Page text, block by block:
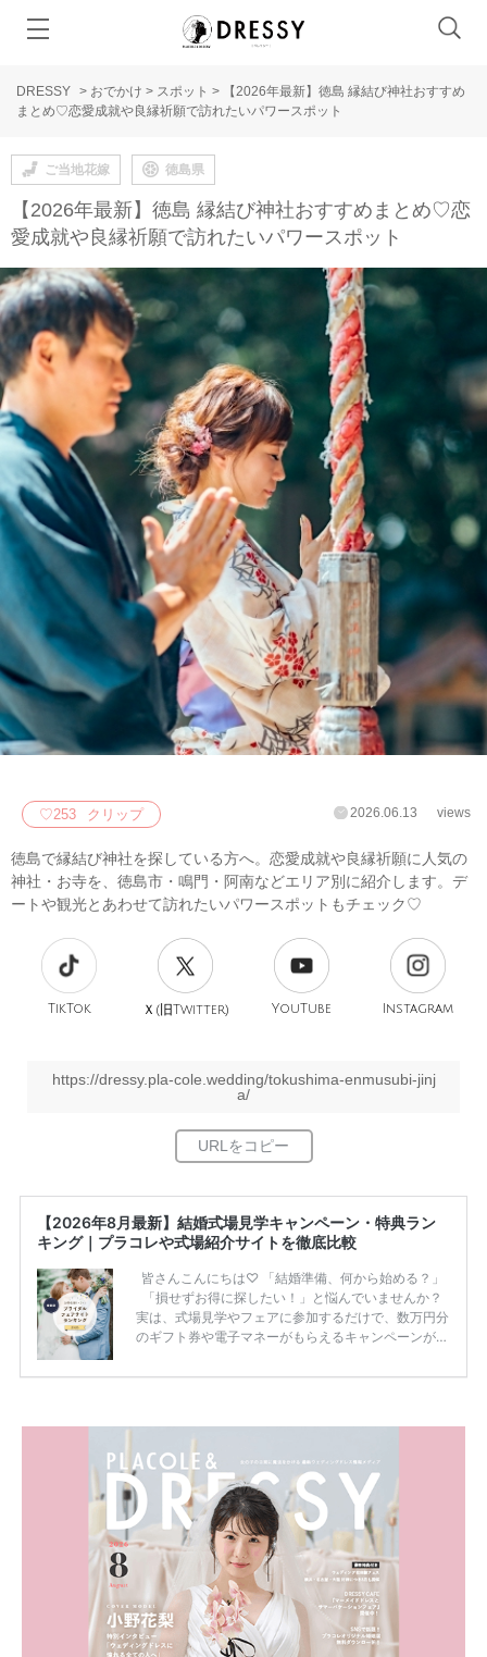
DRESSY > おでかけ > スポット >
【2026年最新】徳島 縁結び神社おすすめ
まとめ♡恋愛成就や良縁祈願で訪れたいパワースポット
ご当地花嫁 徳島県
【2026年最新】徳島 縁結び神社おすすめまとめ♡恋
愛成就や良縁祈願で訪れたいパワースポット
♡253 クリップ 2026.06.13 views
徳島で縁結び神社を探している方へ。恋愛成就や良縁祈願に人気の
神社・お寺を、徳島市・鳴門・阿南などエリア別に紹介します。デ
ートや観光とあわせて訪れたいパワースポットもチェック♡
TikTok Ｘ(旧Twitter) YouTube Instagram
https://dressy.pla-cole.wedding/tokushima-enmusubi-jinj
a/
【2026年8月最新】結婚式場見学キャンペーン・特典ラン
キング｜プラコレや式場紹介サイトを徹底比較
皆さんこんにちは♡ 「結婚準備、何から始める？」
「損せずお得に探したい！」と悩んでいませんか？
実は、式場見学やフェアに参加するだけで、数万円分
のギフト券や電子マネーがもらえるキャンペーンがあ
ため、比較せずに選ぶと損をしてしまうことも……。
内容：特典金額・条件・応募方法・注意点 「どこが
一番お得？」「プラコレの特典は？」といった疑問も
解決します。 まずは診断で候補を絞れる「ウェディ
ング診断」か、体験型 […]
続きを読む